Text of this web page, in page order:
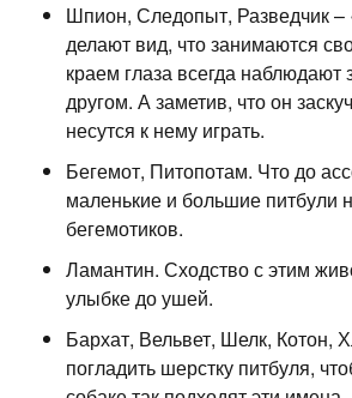
Шпион, Следопыт, Разведчик –
делают вид, что занимаются
краем глаза всегда наблюдают
другом. А заметив, что он
несутся к нему играть.
Бегемот, Питопотам. Что до
маленькие и большие питбули
бегемотиков.
Ламантин. Сходство с этим
улыбке до ушей.
Бархат, Вельвет, Шелк, Котон,
погладить шерстку питбуля,